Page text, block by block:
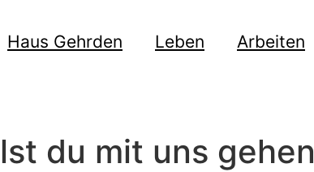
Haus Gehrden Leben Arbeiten
du mit uns